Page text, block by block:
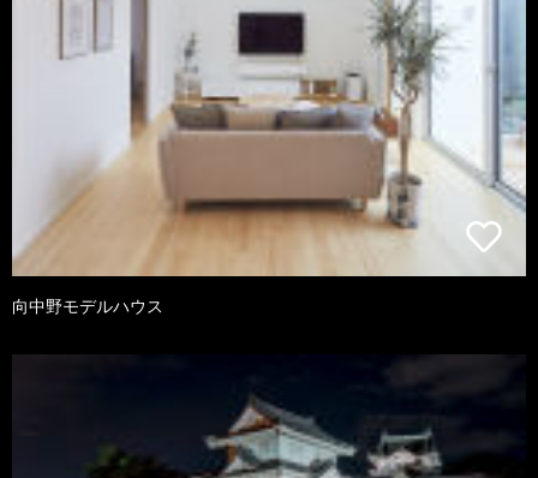
向中野モデルハウス